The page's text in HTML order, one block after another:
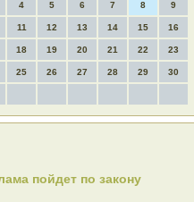
4 5 6 7 8 9
11 12 13 14 15 16
18 19 20 21 22 23
25 26 27 28 29 30
пойдет по закону